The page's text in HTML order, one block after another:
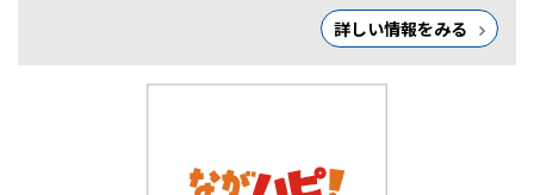
詳しい情報をみる